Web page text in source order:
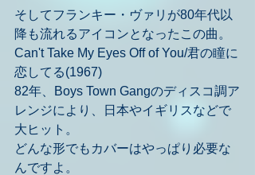
そしてフランキー・ヴァリが80年代以
降も流れるアイコンとなったこの曲。
Can't Take My Eyes Off of You/君の瞳に
恋してる(1967)
82年、Boys Town Gangのディスコ調ア
レンジにより、日本やイギリスなどで
大ヒット。
どんな形でもカバーはやっぱり必要な
んですよ。